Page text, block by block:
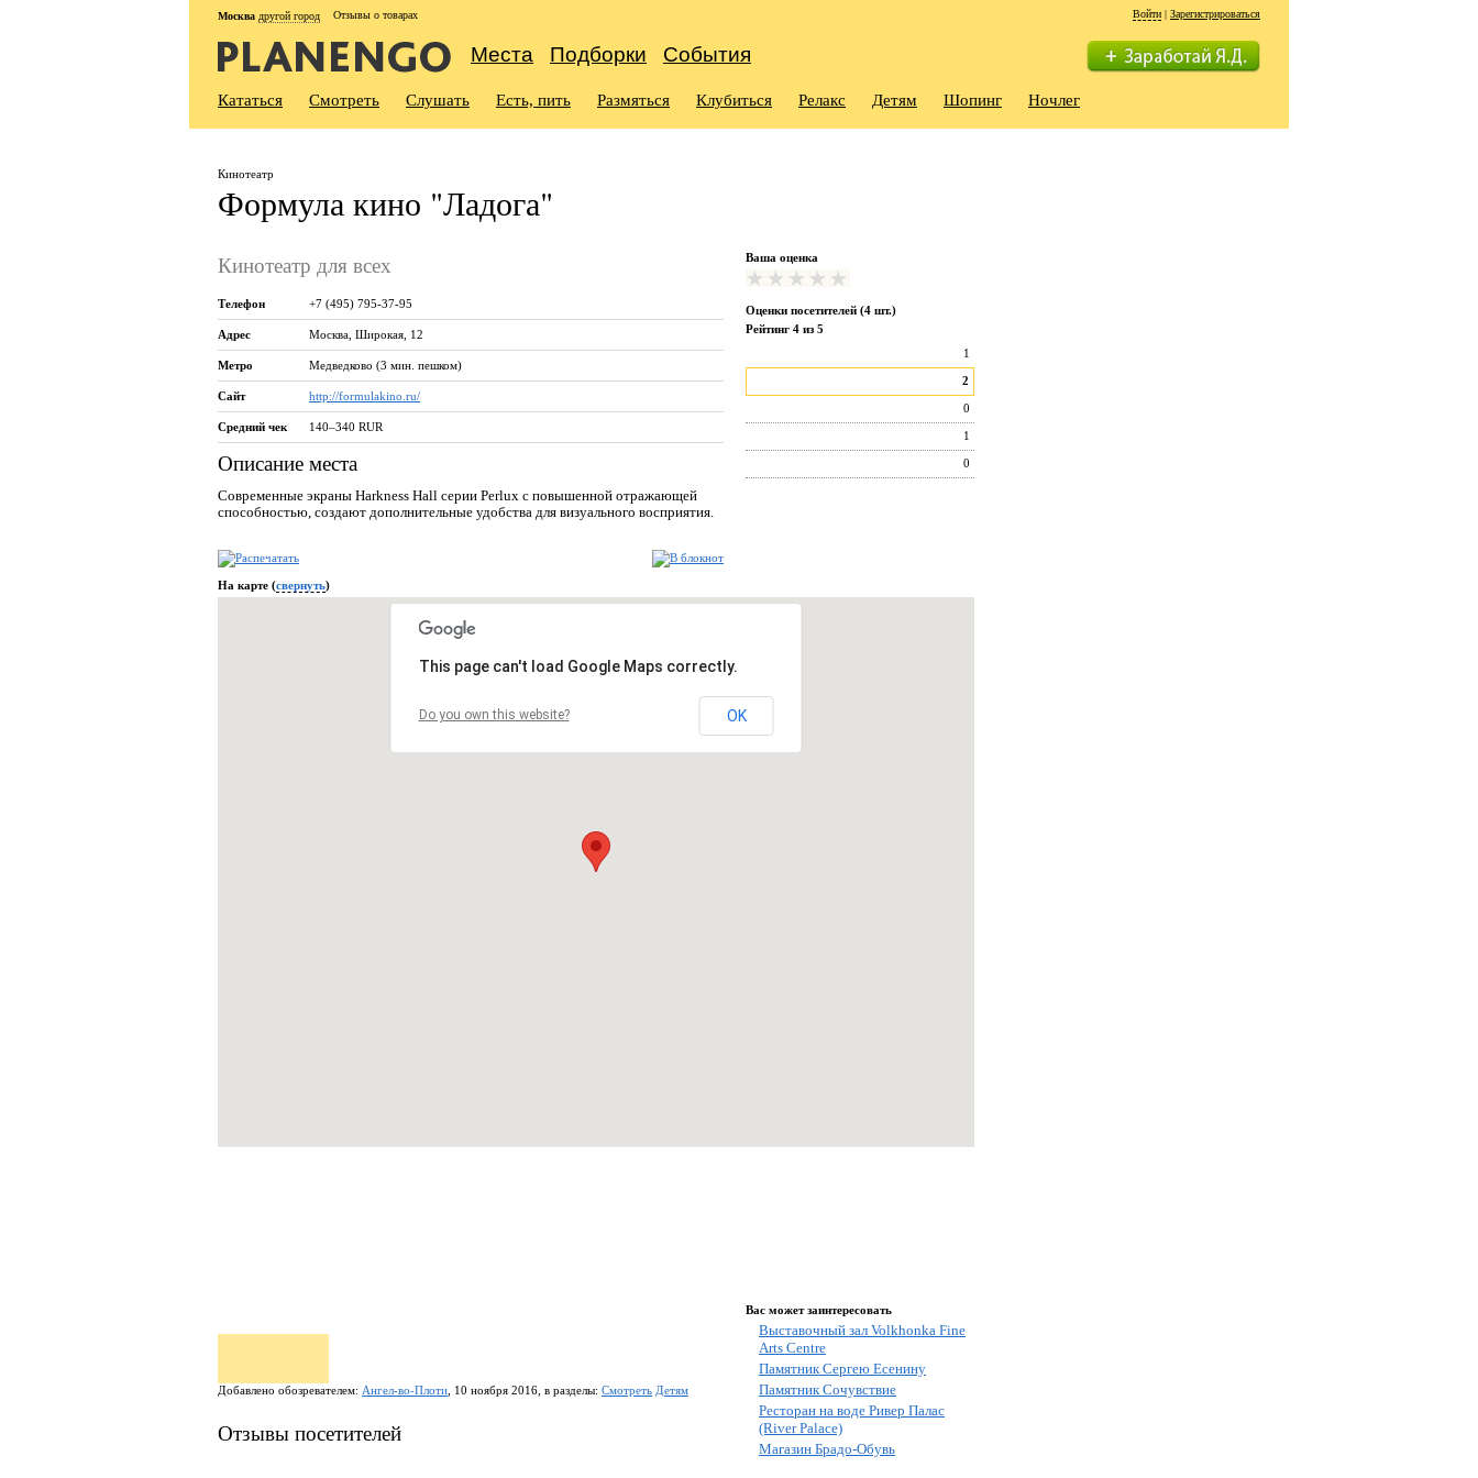
Москва другой город Отзывы о товарах
Места Подборки События
Войти | Зарегистрироваться
Кататься Смотреть Слушать Есть, пить Размяться Клубиться Релакс Детям Шопинг Ночлег
Кинотеатр
Формула кино "Ладога"
Ваша оценка
Оценки посетителей (4 шт.)
Рейтинг 4 из5
1
2
0
1
0
Кинотеатр для всех
Телефон +7 (495) 795-37-95
Адрес Москва Широкая, 12
Метро Медведково (3 мин. пешком)
Сайт http://formulakino.ru/
Средний чек 140–340 RUR
Описание места
Современные экраны Harkness Hall серии Perlux с повышенной отражающей
способностью, создают дополнительные удобства для визуального восприятия.
На карте (свернуть)
This page can't load Google Maps correctly.
Do you own this website? OK
Вас может заинтересовать
Выставочный зал Volkhonka Fine
Arts Centre
Памятник Сергею Есенину
Памятник Сочувствие
Ресторан на воде Ривер Палас
(River Palace)
Магазин Брадо-Обувь
Добавлено обозревателем: Ангел-во-Плоти , 10 ноября 2016, в разделы: Смотреть Детям
Отзывы посетителей